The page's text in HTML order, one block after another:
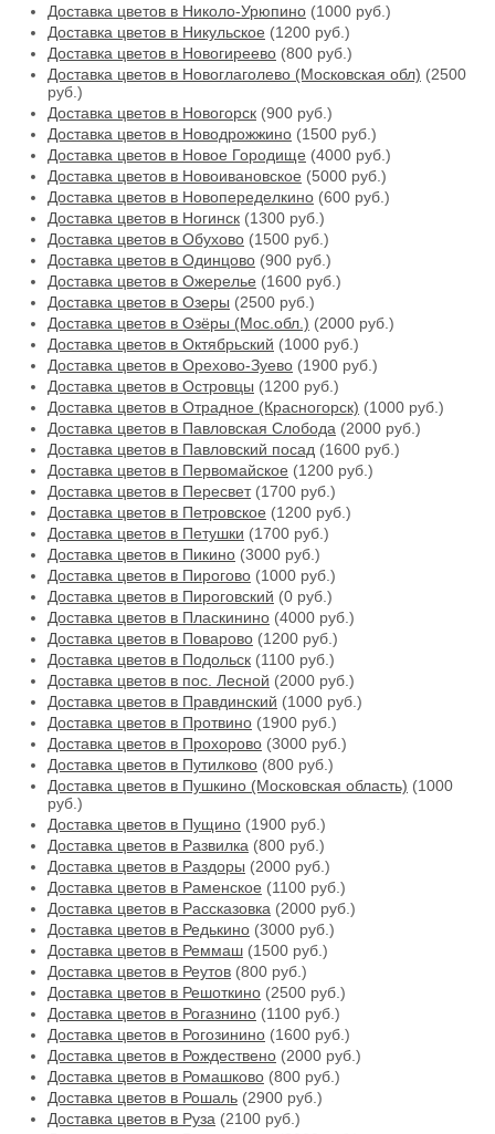
Доставка цветов в Николо-Урюпино (1000 руб.)
Доставка цветов в Никульское (1200 руб.)
Доставка цветов в Новогиреево (800 руб.)
Доставка цветов в Новоглаголево (Московская обл) (2500
руб.)
Доставка цветов в Новогорск (900 руб.)
Доставка цветов в Новодрожжино (1500 руб.)
Доставка цветов в Новое Городище (4000 руб.)
Доставка цветов в Новоивановское (5000 руб.)
Доставка цветов в Новопеределкино (600 руб.)
Доставка цветов в Ногинск (1300 руб.)
Доставка цветов в Обухово (1500 руб.)
Доставка цветов в Одинцово (900 руб.)
Доставка цветов в Ожерелье (1600 руб.)
Доставка цветов в Озеры (2500 руб.)
Доставка цветов в Озёры (Мос.обл.) (2000 руб.)
Доставка цветов в Октябрьский (1000 руб.)
Доставка цветов в Орехово-Зуево (1900 руб.)
Доставка цветов в Островцы (1200 руб.)
Доставка цветов в Отрадное (Красногорск) (1000 руб.)
Доставка цветов в Павловская Слобода (2000 руб.)
Доставка цветов в Павловский посад (1600 руб.)
Доставка цветов в Первомайское (1200 руб.)
Доставка цветов в Пересвет(1700 руб.)
Доставка цветов в Петровское (1200 руб.)
Доставка цветов в Петушки (1700 руб.)
Доставка цветов в Пикино (3000 руб.)
Доставка цветов в Пирогово (1000 руб.)
Доставка цветов в Пироговский (0 руб.)
Доставка цветов в Пласкинино (4000 руб.)
Доставка цветов в Поварово (1200 руб.)
Доставка цветов в Подольск (1100 руб.)
Доставка цветов в пос. Лесной (2000 руб.)
Доставка цветов в Правдинский (1000 руб.)
Доставка цветов в Протвино (1900 руб.)
Доставка цветов в Прохорово (3000 руб.)
Доставка цветов в Путилково (800 руб.)
Доставка цветов в Пушкино (Московская область) (1000
руб.)
Доставка цветов в Пущино (1900 руб.)
Доставка цветов в Развилка (800 руб.)
Доставка цветов в Раздоры (2000 руб.)
Доставка цветов в Раменское (1100 руб.)
Доставка цветов в Рассказовка (2000 руб.)
Доставка цветов в Редькино (3000 руб.)
Доставка цветов в Реммаш (1500 руб.)
Доставка цветов в Реутов (800 руб.)
Доставка цветов в Решоткино (2500 руб.)
Доставка цветов в Рогазнино (1100 руб.)
Доставка цветов в Рогозинино (1600 руб.)
Доставка цветов в Рождествено (2000 руб.)
Доставка цветов в Ромашково (800 руб.)
Доставка цветов в Рошаль (2900 руб.)
Доставка цветов в Руза (2100 руб.)